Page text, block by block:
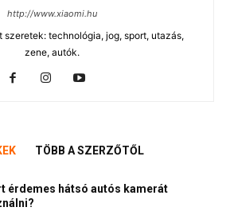
http://www.xiaomi.hu
szeretek: technológia, jog, sport, utazás,
zene, autók.
TÖBB A SZERZŐTŐL
érdemes hátsó autós kamerát